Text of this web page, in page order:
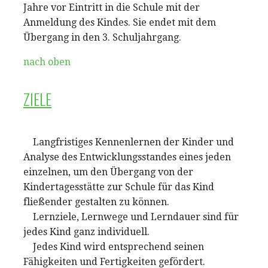
Jahre vor Eintritt in die Schule mit der
Anmeldung des Kindes. Sie endet mit dem
Übergang in den 3. Schuljahrgang.
nach oben
ZIELE
Langfristiges Kennenlernen der Kinder und
Analyse des Entwicklungsstandes eines jeden
einzelnen, um den Übergang von der
Kindertagesstätte zur Schule für das Kind
fließender gestalten zu können.
Lernziele, Lernwege und Lerndauer sind für
jedes Kind ganz individuell.
Jedes Kind wird entsprechend seinen
Fähigkeiten und Fertigkeiten gefördert.